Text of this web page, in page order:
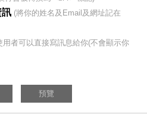
訊 (將你的姓名及Email及網址記在
用者可以直接寫訊息給你(不會顯示你